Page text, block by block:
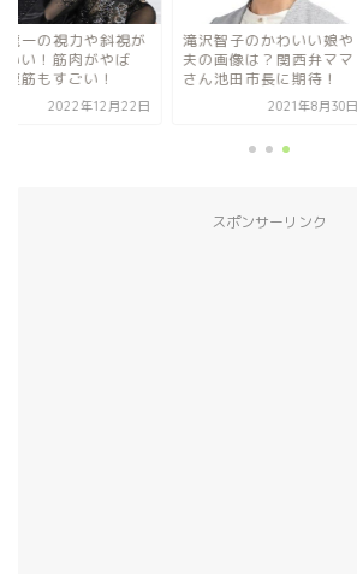
龍一の視力や斜視が
いい！筋肉がやば
筋もすごい！
2022年12月22日
滝沢智子のかわいい娘や
夫の画像は？関西弁ママ
さん池田市長に期待！
2021年8月30日
スポンサーリンク